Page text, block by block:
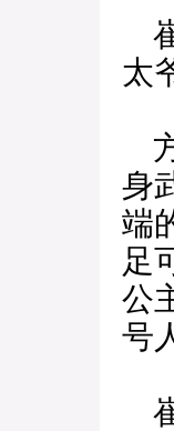
太
身
端
足
公
号